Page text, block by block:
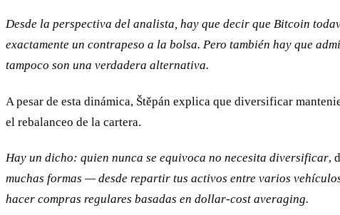
Desde la perspectiva del analista, hay que decir que Bitcoin
exactamente un contrapeso a la bolsa. Pero también hay que
tampoco son una verdadera alternativa.
A pesar de esta dinámica, Štěpán explica que diversificar
el rebalanceo de la cartera.
Hay un dicho: quien nunca se equivoca no necesita diversificar,
muchas formas — desde repartir tus activos entre varios
hacer compras regulares basadas en dollar-cost averaging.